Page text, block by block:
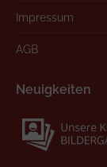
Impressum
AGB
Neuigkeiten